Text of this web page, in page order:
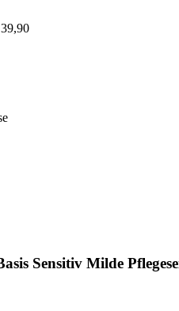
Sensitiv Milde